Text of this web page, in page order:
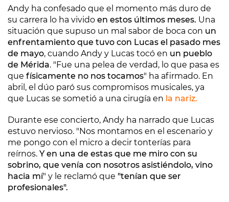
Andy ha confesado que el momento más duro de
su carrera lo ha vivido en estos últimos meses. Una
situación que supuso un mal sabor de boca con un
enfrentamiento que tuvo con Lucas el pasado mes
de mayo, cuando Andy y Lucas tocó en un pueblo
de Mérida. "Fue una pelea de verdad, lo que pasa es
que físicamente no nos tocamos" ha afirmado. En
abril, el dúo paró sus compromisos musicales, ya
que Lucas se sometió a una cirugía en la nariz.
Durante ese concierto, Andy ha narrado que Lucas
estuvo nervioso. "Nos montamos en el escenario y
me pongo con el micro a decir tonterías para
reírnos. Y en una de estas que me miro con su
sobrino, que venía con nosotros asistiéndolo, vino
hacia mí" y le reclamó que "tenían que ser
profesionales".